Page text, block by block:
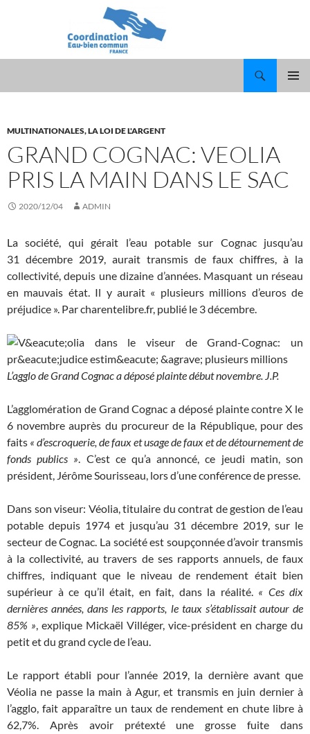
MULTINATIONALES, LA LOI DE L'ARGENT
GRAND COGNAC: VEOLIA
PRIS LA MAIN DANS LE SAC
2020/12/04 ADMIN
La société, qui gérait l’eau potable sur Cognac jusqu’au
31 décembre 2019, aurait transmis de faux chiffres, à la
collectivité, depuis une dizaine d’années. Masquant un réseau
en mauvais état. Il y aurait « plusieurs millions d’euros de
préjudice ». Par charentelibre.fr, publié le 3 décembre.
L’agglo de Grand Cognac a déposé plainte début novembre. J.P.
L’agglomération de Grand Cognac a déposé plainte contre X le
6 novembre auprès du procureur de la République, pour des
faits « d’escroquerie, de faux et usage de faux et de détournement de
fonds publics ». C’est ce qu’a annoncé, ce jeudi matin, son
président, Jérôme Sourisseau, lors d’une conférence de presse.
Dans son viseur: Véolia, titulaire du contrat de gestion de l’eau
potable depuis 1974 et jusqu’au 31 décembre 2019, sur le
secteur de Cognac. La société est soupçonnée d’avoir transmis
à la collectivité, au travers de ses rapports annuels, de faux
chiffres, indiquant que le niveau de rendement était bien
supérieur à ce qu’il était, en fait, dans la réalité. « Ces dix
dernières années, dans les rapports, le taux s’établissait autour de
85% », explique Mickaël Villéger, vice-président en charge du
petit et du grand cycle de l’eau.
Le rapport établi pour l’année 2019, la dernière avant que
Véolia ne passe la main à Agur, et transmis en juin dernier à
l’agglo, fait apparaître un taux de rendement en chute libre à
62,7%. Après avoir prétexté une grosse fuite dans